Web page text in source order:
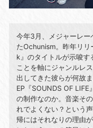
今年3月、メジャーレー
たOchunism。昨年リ
k』のタイトルが示唆す
ことを軸にジャンルレ
出してきた彼らが何故
EP『SOUNDS OF
の制作なのか。音楽そ
れでよくない？という
帰にはそれなりの理由